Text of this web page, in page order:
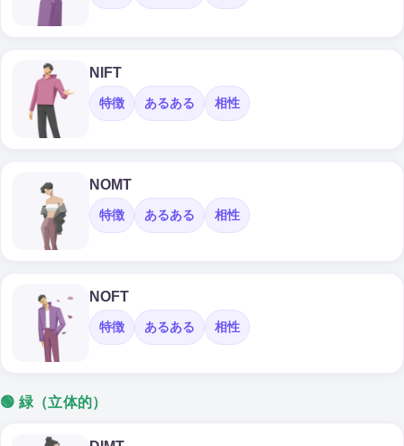
NIFT
特徴 あるある 相性
NOMT
特徴 あるある 相性
NOFT
特徴 あるある 相性
🟢 緑（立体的）